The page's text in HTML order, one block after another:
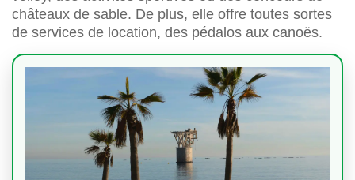
châteaux de sable. De plus, elle offre toutes sortes
de services de location, des pédalos aux canoës.